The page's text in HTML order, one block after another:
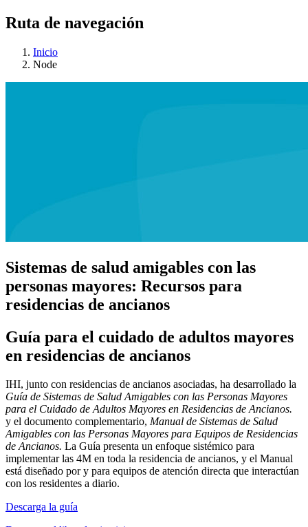
Ruta de navegación
Inicio
Node
Sistemas de salud amigables con las
personas mayores: Recursos para
residencias de ancianos
Guía para el cuidado de adultos mayores
en residencias de ancianos
IHI, junto con residencias de ancianos asociadas, ha desarrollado la
Guía de Sistemas de Salud Amigables con las Personas Mayores
para el Cuidado de Adultos Mayores en Residencias de Ancianos.
y el documento complementario, Manual de Sistemas de Salud
Amigables con las Personas Mayores para Equipos de Residencias
de Ancianos. La Guía presenta un enfoque sistémico para
implementar las 4M en toda la residencia de ancianos, y el Manual
está diseñado por y para equipos de atención directa que interactúan
con los residentes a diario.
Descarga la guía